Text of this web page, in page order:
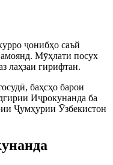
ҷонибҳо саъй
Мӯҳлати посух
лаҳзаи гирифтан.
баҳсҳо барои
Иҷрокунанда ба
Ҷумҳурии Ӯзбекистон